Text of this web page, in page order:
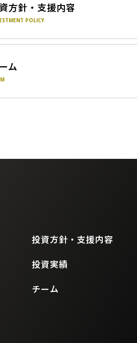
方針・支援内容
POLICY
ム
投資方針・支援内容
投資実績
チーム